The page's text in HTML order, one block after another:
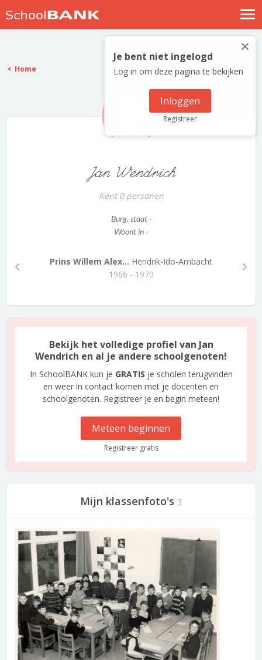
Nostalgische verhalen
Log in
Meld je gratis aan
×
Je bent niet ingelogd
Log in om deze pagina te bekijken
Inloggen
Registreer
Home
Jan Wendrich
Kent 0 personen
Burg. staat -
Woont in -
Prins Willem Alex... Hendrik-Ido-Ambacht
1966 - 1970
Bekijk het volledige profiel van Jan
Wendrich en al je andere schoolgenoten!
In SchoolBANK kun je GRATIS je scholen terugvinden
en weer in contact komen met je docenten en
schoolgenoten. Registreer je en begin meteen!
Meteen beginnen
Registreer gratis
Mijn klassenfoto's 3